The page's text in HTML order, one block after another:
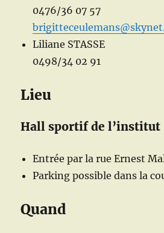
0476/36 07 57
Liliane STASSE
0498/34 02 91
Lieu
Hall sportif de l’institut
Entrée par la rue Ernest
Parking possible dans la
Quand